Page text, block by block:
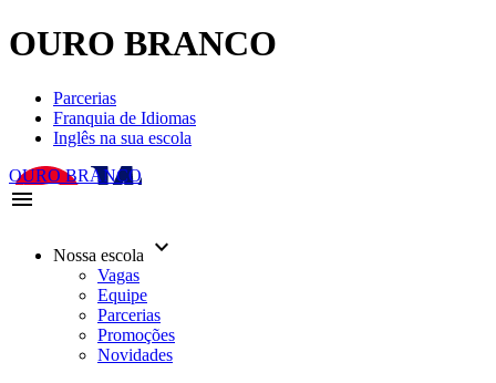
OURO BRANCO
Parcerias
Franquia de Idiomas
Inglês na sua escola
OURO BRANCO
menu
Nossa escola keyboard_arrow_down
Vagas
Equipe
Parcerias
Promoções
Novidades